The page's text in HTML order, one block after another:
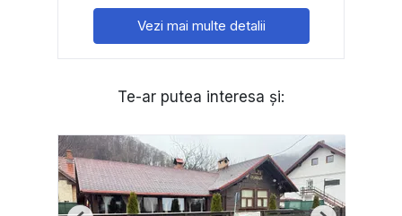
Vezi mai multe detalii
Te-ar putea interesa și: